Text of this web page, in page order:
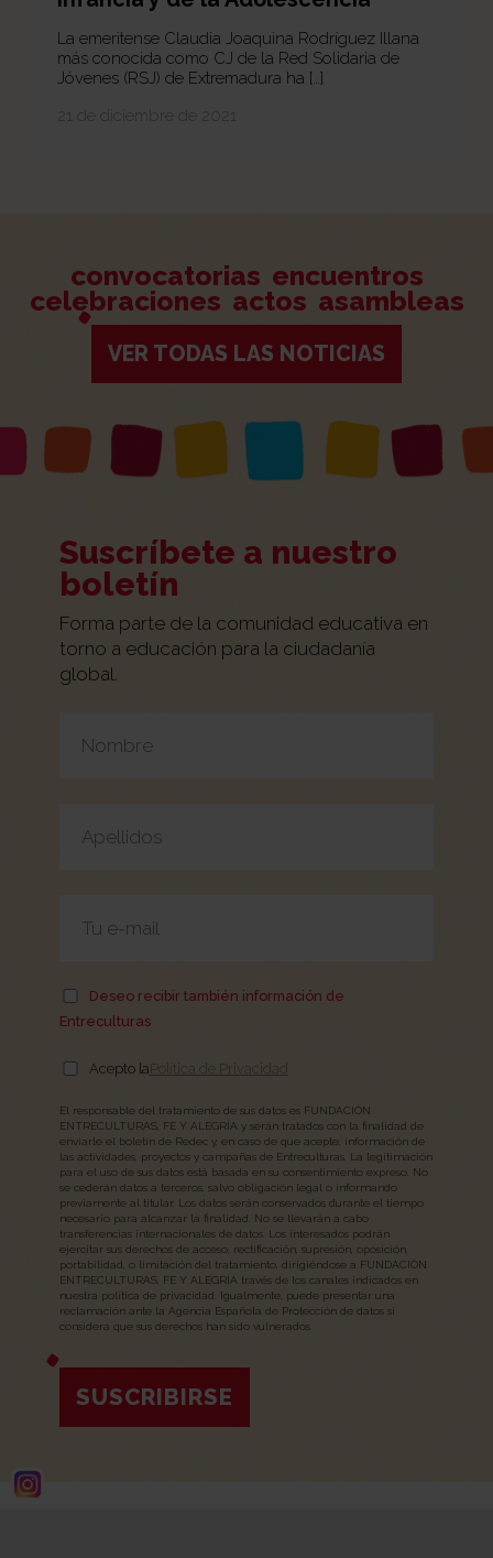
La emeritense Claudia Joaquina Rodríguez Illana
más conocida como CJ de la Red Solidaria de
Jóvenes (RSJ) de Extremadura ha […]
21 de diciembre de 2021
convocatorias encuentros
celebraciones actos asambleas
VER TODAS LAS NOTICIAS
Suscríbete a nuestro
boletín
Forma parte de la comunidad educativa en
torno a educación para la ciudadanía
global.
Deseo recibir también información de
Entreculturas
Acepto laPolítica de Privacidad
El responsable del tratamiento de sus datos es FUNDACIÓN
ENTRECULTURAS, FE Y ALEGRÍA y serán tratados con la finalidad de
enviarle el boletín de Redec y, en caso de que acepte, información de
las actividades, proyectos y campañas de Entreculturas. La legitimación
para el uso de sus datos está basada en su consentimiento expreso. No
se cederán datos a terceros, salvo obligación legal o informando
previamente al titular. Los datos serán conservados durante el tiempo
necesario para alcanzar la finalidad. No se llevarán a cabo
transferencias internacionales de datos. Los interesados podrán
ejercitar sus derechos de acceso, rectificación, supresión, oposición,
portabilidad, o limitación del tratamiento, dirigiéndose a FUNDACIÓN
ENTRECULTURAS, FE Y ALEGRÍA través de los canales indicados en
nuestra política de privacidad. Igualmente, puede presentar una
reclamación ante la Agencia Española de Protección de datos si
considera que sus derechos han sido vulnerados.
SUSCRIBIRSE